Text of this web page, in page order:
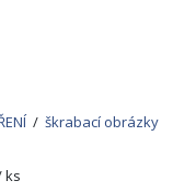
/ škrabací obrázky
ks